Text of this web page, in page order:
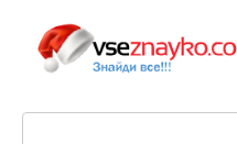
вмісту